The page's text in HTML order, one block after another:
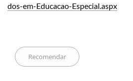
dos-em-Educacao-Especial.aspx​